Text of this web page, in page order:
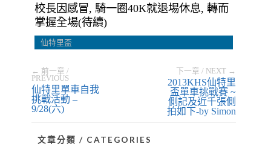
校長因感冒, 騎一圈40K就退埸休息, 轉而
掌握全場(待續)
仙特里盃
← 前一章 /
PREVIOUS
仙特里單車自我
挑戰活動 –
9/28(六)
下一章 / NEXT →
2013KHS仙特里
盃單車挑戰賽 ~
側記及近千張側
拍如下-by Simon
文章分類 / CATEGORIES